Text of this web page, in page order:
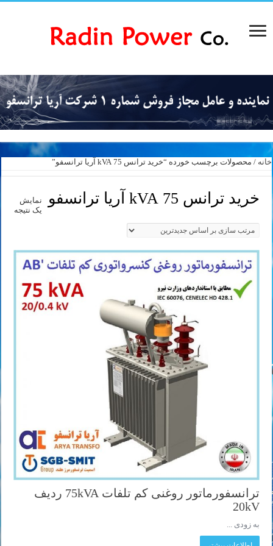
خانه / محصولات برچسب خورده “خرید ترانس 75 kVA آریا ترانسفو”
خرید ترانس 75 kVA آریا ترانسفو
نمایش
یک نتیجه
ترانسفورماتور روغنی کم تلفات 75kVA ردیف
20kV
به زودی ...